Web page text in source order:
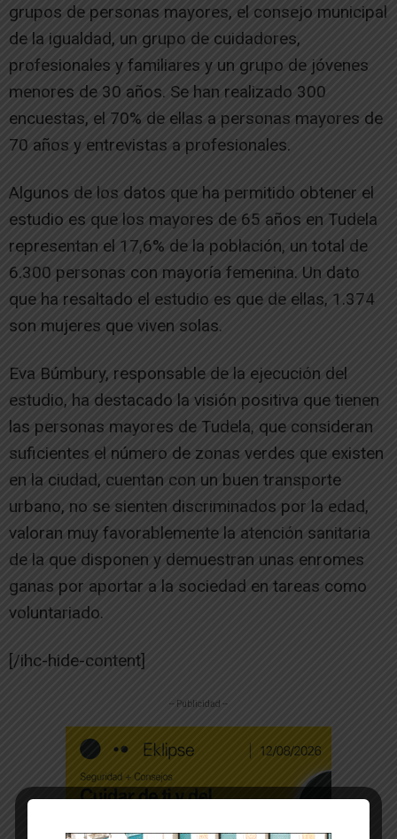
grupos de personas mayores, el consejo municipal
de la igualdad, un grupo de cuidadores,
profesionales y familiares y un grupo de jóvenes
menores de 30 años. Se han realizado 300
encuestas, el 70% de ellas a personas mayores de
70 años y entrevistas a profesionales.
Algunos de los datos que ha permitido obtener el
estudio es que los mayores de 65 años en Tudela
representan el 17,6% de la población, un total de
6.300 personas con mayoría femenina. Un dato
que ha resaltado el estudio es que de ellas, 1.374
son mujeres que viven solas.
Eva Búmbury, responsable de la ejecución del
estudio, ha destacado la visión positiva que tienen
las personas mayores de Tudela, que consideran
suficientes el número de zonas verdes que existen
en la ciudad, cuentan con un buen transporte
urbano, no se sienten discriminados por la edad,
valoran muy favorablemente la atención sanitaria
de la que disponen y demuestran unas enromes
ganas por aportar a la sociedad en tareas como
voluntariado.
[/ihc-hide-content]
-- Publicidad --